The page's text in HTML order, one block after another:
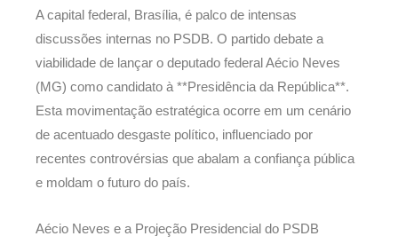
A capital federal, Brasília, é palco de intensas
discussões internas no PSDB. O partido debate a
viabilidade de lançar o deputado federal Aécio Neves
(MG) como candidato à **Presidência da República**.
Esta movimentação estratégica ocorre em um cenário
de acentuado desgaste político, influenciado por
recentes controvérsias que abalam a confiança pública
e moldam o futuro do país.
Aécio Neves e a Projeção Presidencial do PSDB